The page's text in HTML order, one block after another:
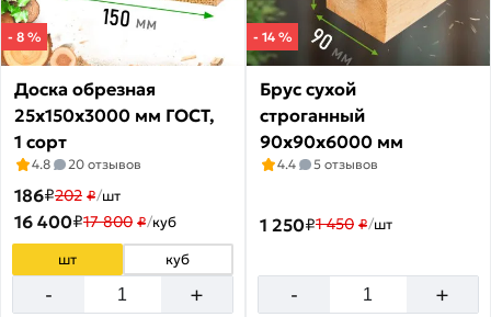
Товаров
по
акции:
10
Террасная
доска
из
Товаров
по
акции:
Палубная
- 8 %
Доска обрезная
25х150х3000 мм ГОСТ,
1 сорт
4.8 20 отзывов
186₽202 ₽/шт
16 400₽17 800 ₽/куб
шт куб
- +
- 14 %
Брус сухой
строганный
90х90х6000 мм
4.4 5 отзывов
1 250₽1 450 ₽/шт
- +